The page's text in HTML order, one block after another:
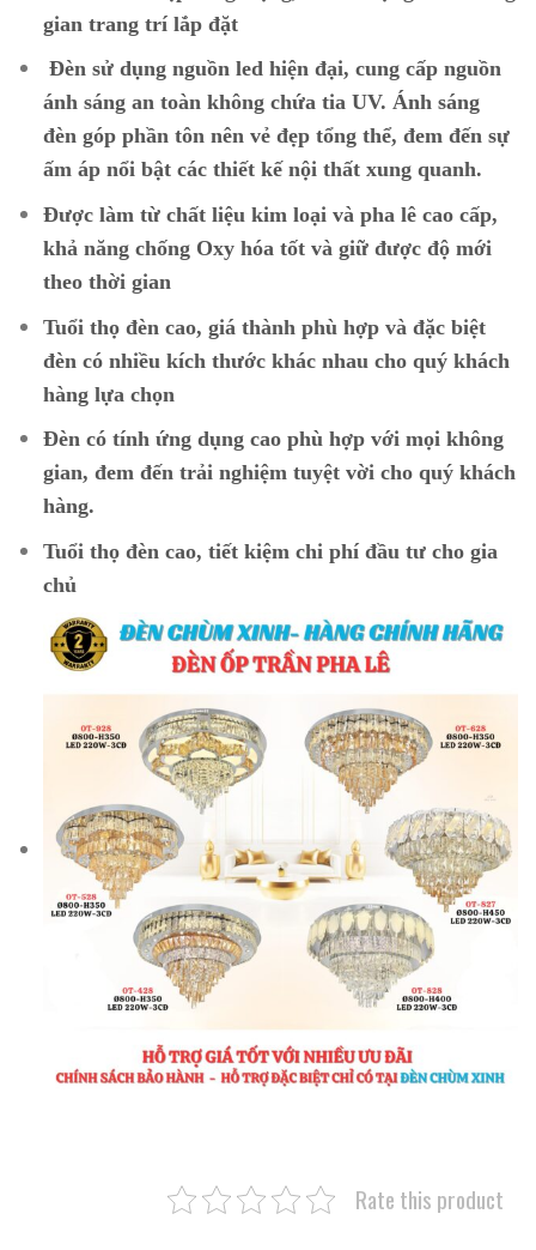
gian trang trí lắp đặt
Đèn sử dụng nguồn led hiện đại, cung cấp nguồn
ánh sáng an toàn không chứa tia UV. Ánh sáng
đèn góp phần tôn nên vẻ đẹp tổng thể, đem đến sự
ấm áp nổi bật các thiết kế nội thất xung quanh.
Được làm từ chất liệu kim loại và pha lê cao cấp,
khả năng chống Oxy hóa tốt và giữ được độ mới
theo thời gian
Tuổi thọ đèn cao, giá thành phù hợp và đặc biệt
đèn có nhiều kích thước khác nhau cho quý khách
hàng lựa chọn
Đèn có tính ứng dụng cao phù hợp với mọi không
gian, đem đến trải nghiệm tuyệt vời cho quý khách
hàng.
Tuổi thọ đèn cao, tiết kiệm chi phí đầu tư cho gia
chủ
Rate this product